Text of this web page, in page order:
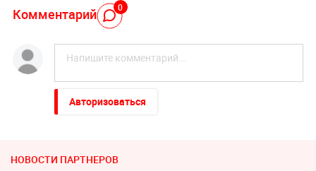
Комментарий 0
Авторизоваться
НОВОСТИ ПАРТНЕРОВ